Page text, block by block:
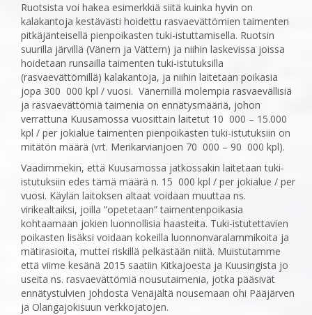
Ruotsista voi hakea esimerkkiä siitä kuinka hyvin on
kalakantoja kestävästi hoidettu rasvaevättömien taimenten
pitkäjänteisellä pienpoikasten tuki-istuttamisella. Ruotsin
suurilla järvillä (Vänern ja Vättern) ja niihin laskevissa joissa
hoidetaan runsailla taimenten tuki-istutuksilla
(rasvaevättömillä) kalakantoja, ja niihin laitetaan poikasia
jopa 300 000 kpl / vuosi. Vänernillä molempia rasvaevällisiä
ja rasvaevättömiä taimenia on ennätysmääriä, johon
verrattuna Kuusamossa vuosittain laitetut 10 000 – 15.000
kpl / per jokialue taimenten pienpoikasten tuki-istutuksiin on
mitätön määrä (vrt. Merikarvianjoen 70 000 – 90 000 kpl).
Vaadimmekin, että Kuusamossa jatkossakin laitetaan tuki-
istutuksiin edes tämä määrä n. 15 000 kpl / per jokialue / per
vuosi. Käylän laitoksen altaat voidaan muuttaa ns.
virikealtaiksi, joilla ”opetetaan” taimentenpoikasia
kohtaamaan jokien luonnollisia haasteita. Tuki-istutettavien
poikasten lisäksi voidaan kokeilla luonnonvaralammikoita ja
mätirasioita, muttei riskillä pelkästään niitä. Muistutamme
että viime kesänä 2015 saatiin Kitkajoesta ja Kuusingista jo
useita ns. rasvaevättömiä nousutaimenia, jotka pääsivät
ennätystulvien johdosta Venäjältä nousemaan ohi Pääjärven
ja Olangajokisuun verkkojatojen.